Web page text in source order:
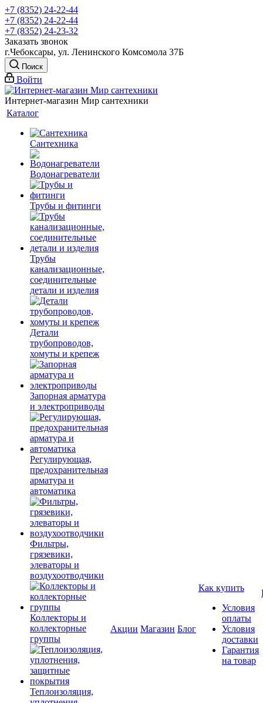
+7 (8352) 24-22-44
+7 (8352) 24-22-44
+7 (8352) 24-23-32
Заказать звонок
г.Чебоксары, ул. Ленинского Комсомола 37Б
Поиск
Войти
Интернет-магазин Мир сантехники
Каталог
Сантехника
Водонагреватели
Трубы и фитинги
Трубы
канализационные,
соединительные
детали и изделия
Детали
трубопроводов,
хомуты и крепеж
Запорная арматура
и электроприводы
Регулирующая,
предохранительная
арматура и
автоматика
Фильтры,
грязевики,
элеваторы и
воздухоотводчики
Коллекторы и
коллекторные
группы
Теплоизоляция,
Акции Магазин Блог
Как купить
Условия
оплаты
Условия
доставки
Гарантия
на товар